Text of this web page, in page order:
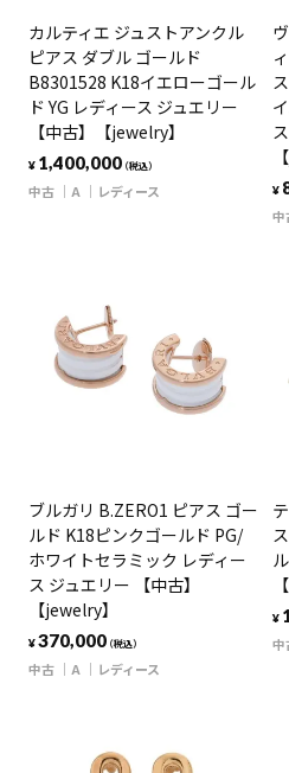
カルティエ ジュストアンクル
ピアス ダブル ゴールド
B8301528 K18イエローゴール
ド YG レディース ジュエリー
【中古】【jewelry】
¥ 1,400,000（税込）
中古 A レディース ¥
中
ブルガリ B.ZERO1 ピアス ゴー
ルド K18ピンクゴールド PG/
ホワイトセラミック レディー
ス ジュエリー 【中古】
【jewelry】
¥370,000（税込）
中古 A レディース
¥
中